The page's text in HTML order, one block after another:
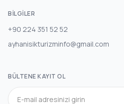
BILGILER
+90 224 351 52 52
ayhanisikturizminfo@gmail.com
BÜLTENE KAYIT OL